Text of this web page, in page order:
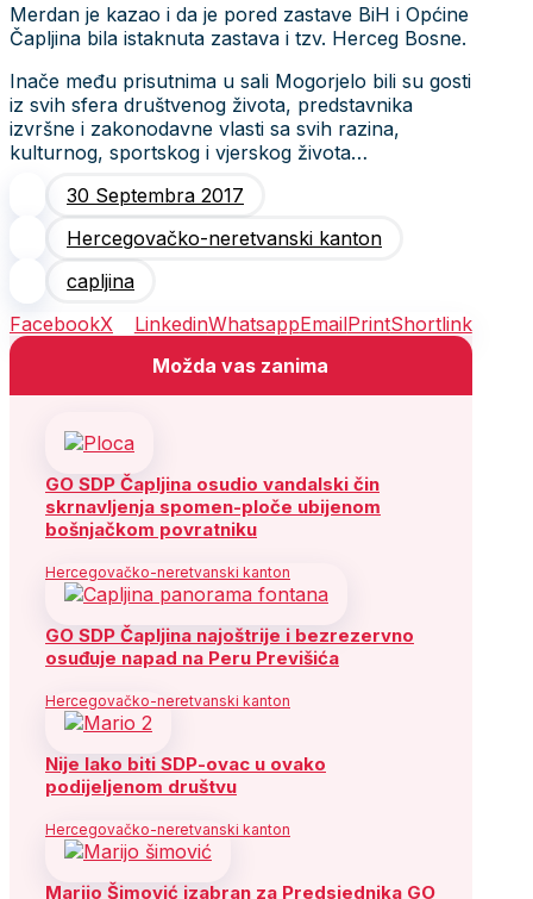
Merdan je kazao i da je pored zastave BiH i Općine
Čapljina bila istaknuta zastava i tzv. Herceg Bosne.
Inače među prisutnima u sali Mogorjelo bili su gosti
iz svih sfera društvenog života, predstavnika
izvršne i zakonodavne vlasti sa svih razina,
kulturnog, sportskog i vjerskog života…
30 Septembra 2017
Hercegovačko-neretvanski kanton
capljina
FacebookX LinkedinWhatsappEmailPrintShortlink
Možda vas zanima
GO SDP Čapljina osudio vandalski čin
skrnavljenja spomen-ploče ubijenom
bošnjačkom povratniku
Hercegovačko-neretvanski kanton
GO SDP Čapljina najoštrije i bezrezervno
osuđuje napad na Peru Previšića
Hercegovačko-neretvanski kanton
Nije lako biti SDP-ovac u ovako
podijeljenom društvu
Hercegovačko-neretvanski kanton
Marijo Šimović izabran za Predsjednika GO